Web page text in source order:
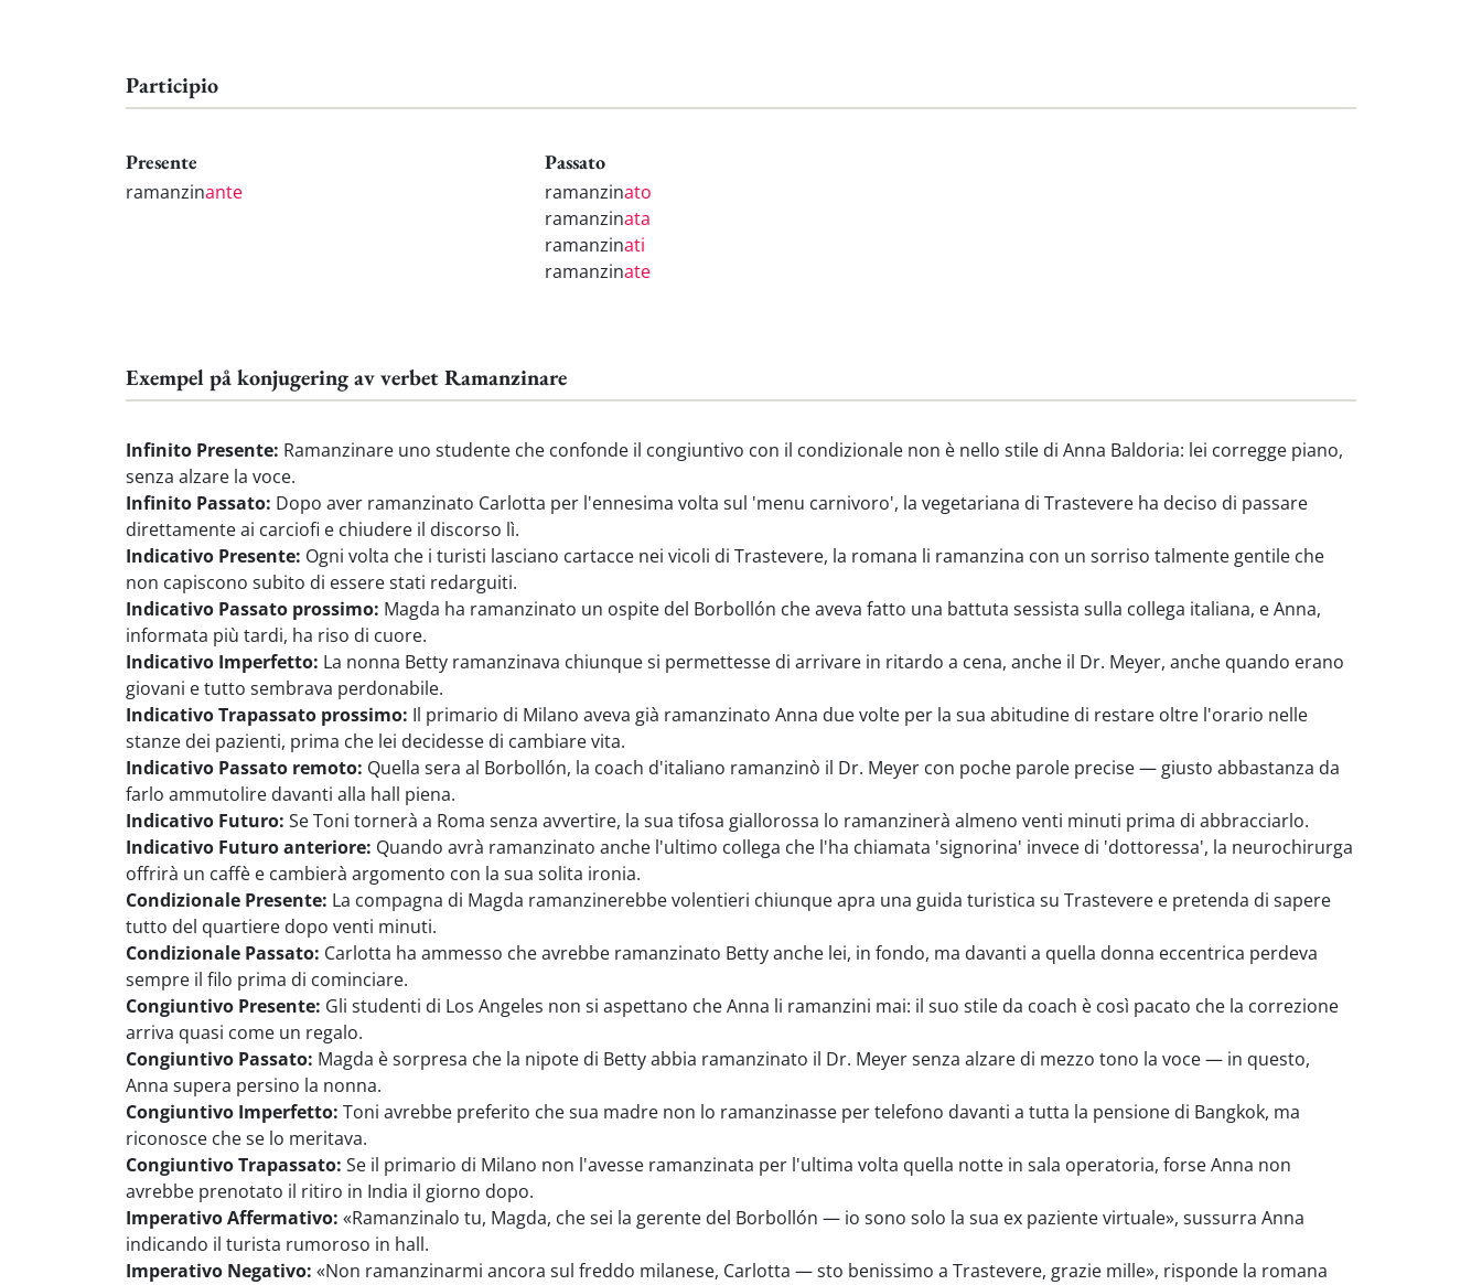
Participio
Presente
ramanzinante
Passato
ramanzinato
ramanzinata
ramanzinati
ramanzinate
Exempel på konjugering av verbet Ramanzinare
Infinito Presente: Ramanzinare uno studente che confonde il congiuntivo con il condizionale non è nello stile di Anna Baldoria: lei corregge piano,
senza alzare la voce.
Infinito Passato: Dopo aver ramanzinato Carlotta per l'ennesima volta sul 'menu carnivoro', la vegetariana di Trastevere ha deciso di passare
direttamente ai carciofi e chiudere il discorso lì.
Indicativo Presente: Ogni volta che i turisti lasciano cartacce nei vicoli di Trastevere, la romana li ramanzina con un sorriso talmente gentile che
non capiscono subito di essere stati redarguiti.
Indicativo Passato prossimo: Magda ha ramanzinato un ospite del Borbollón che aveva fatto una battuta sessista sulla collega italiana, e Anna,
informata più tardi, ha riso di cuore.
Indicativo Imperfetto: La nonna Betty ramanzinava chiunque si permettesse di arrivare in ritardo a cena, anche il Dr. Meyer, anche quando erano
giovani e tutto sembrava perdonabile.
Indicativo Trapassato prossimo: Il primario di Milano aveva già ramanzinato Anna due volte per la sua abitudine di restare oltre l'orario nelle
stanze dei pazienti, prima che lei decidesse di cambiare vita.
Indicativo Passato remoto: Quella sera al Borbollón, la coach d'italiano ramanzinò il Dr. Meyer con poche parole precise — giusto abbastanza da
farlo ammutolire davanti alla hall piena.
Indicativo Futuro: Se Toni tornerà a Roma senza avvertire, la sua tifosa giallorossa lo ramanzinerà almeno venti minuti prima di abbracciarlo.
Indicativo Futuro anteriore: Quando avrà ramanzinato anche l'ultimo collega che l'ha chiamata 'signorina' invece di 'dottoressa', la neurochirurga
offrirà un caffè e cambierà argomento con la sua solita ironia.
Condizionale Presente: La compagna di Magda ramanzinerebbe volentieri chiunque apra una guida turistica su Trastevere e pretenda di sapere
tutto del quartiere dopo venti minuti.
Condizionale Passato: Carlotta ha ammesso che avrebbe ramanzinato Betty anche lei, in fondo, ma davanti a quella donna eccentrica perdeva
sempre il filo prima di cominciare.
Congiuntivo Presente: Gli studenti di Los Angeles non si aspettano che Anna li ramanzini mai: il suo stile da coach è così pacato che la correzione
arriva quasi come un regalo.
Congiuntivo Passato: Magda è sorpresa che la nipote di Betty abbia ramanzinato il Dr. Meyer senza alzare di mezzo tono la voce — in questo,
Anna supera persino la nonna.
Congiuntivo Imperfetto: Toni avrebbe preferito che sua madre non lo ramanzinasse per telefono davanti a tutta la pensione di Bangkok, ma
riconosce che se lo meritava.
Congiuntivo Trapassato: Se il primario di Milano non l'avesse ramanzinata per l'ultima volta quella notte in sala operatoria, forse Anna non
avrebbe prenotato il ritiro in India il giorno dopo.
Imperativo Affermativo: «Ramanzinalo tu, Magda, che sei la gerente del Borbollón — io sono solo la sua ex paziente virtuale», sussurra Anna
indicando il turista rumoroso in hall.
Imperativo Negativo: «Non ramanzinarmi ancora sul freddo milanese, Carlotta — sto benissimo a Trastevere, grazie mille», risponde la romana